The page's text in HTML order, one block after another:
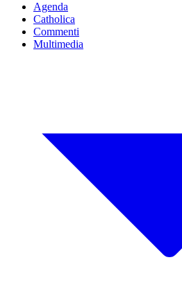
Agenda
Catholica
Commenti
Multimedia